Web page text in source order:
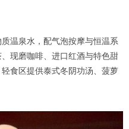
温泉水，配气泡按摩与恒温系
现磨咖啡、进口红酒与特色甜
食区提供泰式冬阴功汤、菠萝